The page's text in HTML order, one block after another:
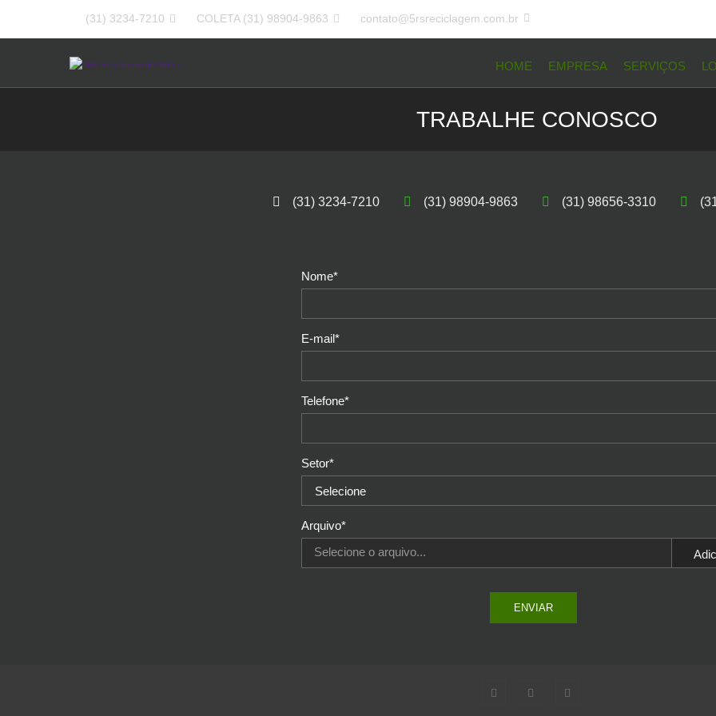
(31) 3234-7210  COLETA (31) 98904-9863  contato@5rsreciclagem.com.br
HOME EMPRESA SERVIÇOS
TRABALHE CONOSCO
 (31) 3234-7210  (31) 98904-9863  (31) 98656-3310 
Nome*
E-mail*
Telefone*
Setor*
Arquivo*
Selecione o arquivo...
  